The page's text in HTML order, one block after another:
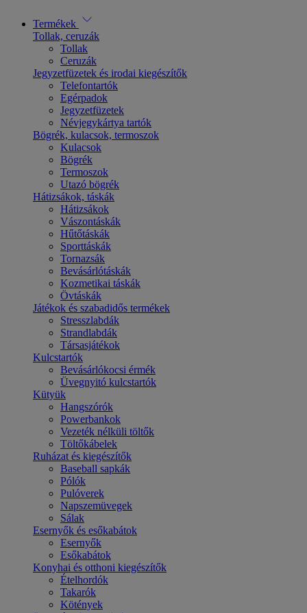
Termékek
Tollak, ceruzák
Tollak
Ceruzák
Jegyzetfüzetek és irodai kiegészítők
Telefontartók
Egérpadok
Jegyzetfüzetek
Névjegykártya tartók
Bögrék, kulacsok, termoszok
Kulacsok
Bögrék
Termoszok
Utazó bögrék
Hátizsákok, táskák
Hátizsákok
Vászontáskák
Hűtőtáskák
Sporttáskák
Tornazsák
Bevásárlótáskák
Kozmetikai táskák
Övtáskák
Játékok és szabadidős termékek
Stresszlabdák
Strandlabdák
Társasjátékok
Kulcstartók
Bevásárlókocsi érmék
Üvegnyitó kulcstartók
Kütyük
Hangszórók
Powerbankok
Vezeték nélküli töltők
Töltőkábelek
Ruházat és kiegészítők
Baseball sapkák
Pólók
Pulóverek
Napszemüvegek
Sálak
Esernyők és esőkabátok
Esernyők
Esőkabátok
Konyhai és otthoni kiegészítők
Ételhordók
Takarók
Kötények